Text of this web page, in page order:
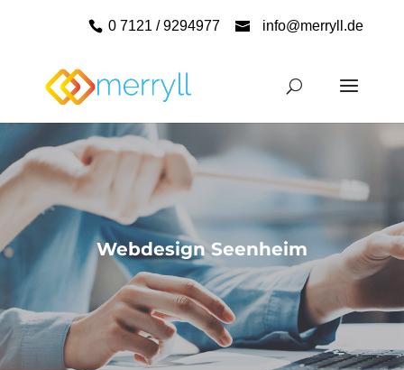
0 7121 / 9294977 info@merryll.de
Webdesign Seenheim